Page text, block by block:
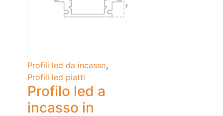
Profili led da incasso,
Profili led piatti
Profilo led a
incasso in